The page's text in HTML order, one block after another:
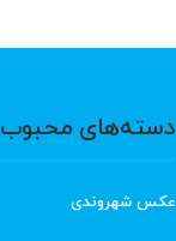
دسته‌های محبوب
عکس شهروندی